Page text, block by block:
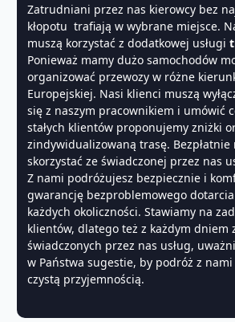
Zatrudniani przez nas kierowcy bez
kłopotu trafiają w wybrane miejsce.
muszą korzystać z dodatkowej usługi
Ponieważ mamy dużo samochodów
organizować przewozy w różne
Europejskiej. Nasi klienci muszą
się z naszym pracownikiem i umówić
stałych klientów proponujemy zniżki
zindywidualizowaną trasę. Bezpłatnie
skorzystać ze świadczonej przez nas
Z nami podróżujesz bezpiecznie i
gwarancję bezproblemowego
każdych okoliczności. Stawiamy na
klientów, dlatego też z każdym dniem
świadczonych przez nas usług,
w Państwa sugestie, by podróż z nami
czystą przyjemnością.